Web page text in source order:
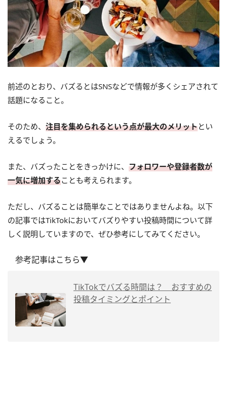
前述のとおり、バズるとはSNSなどで情報が多くシェアされて
話題になること。
そのため、 注目を集められるという点が最大のメリットとい
えるでしょう。
また、バズったことをきっかけに、 フォロワーや登録者数が
一気に増加することも考えられます。
ただし、バズることは簡単なことではありませんよね。以下
の記事ではTikTokにおいてバズりやすい投稿時間について詳
しく説明していますので、ぜひ参考にしてみてください。
参考記事はこちら▼
TikTokでバズる時間は？ おすすめの
投稿タイミングとポイント